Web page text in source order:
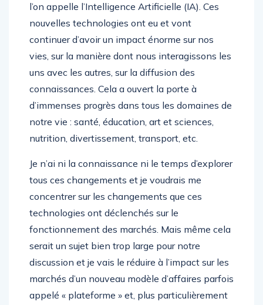
l’on appelle l’Intelligence Artificielle (IA). Ces
nouvelles technologies ont eu et vont
continuer d’avoir un impact énorme sur nos
vies, sur la manière dont nous interagissons les
uns avec les autres, sur la diffusion des
connaissances. Cela a ouvert la porte à
d’immenses progrès dans tous les domaines de
notre vie : santé, éducation, art et sciences,
nutrition, divertissement, transport, etc.
Je n’ai ni la connaissance ni le temps d’explorer
tous ces changements et je voudrais me
concentrer sur les changements que ces
technologies ont déclenchés sur le
fonctionnement des marchés. Mais même cela
serait un sujet bien trop large pour notre
discussion et je vais le réduire à l’impact sur les
marchés d’un nouveau modèle d’affaires parfois
appelé « plateforme » et, plus particulièrement